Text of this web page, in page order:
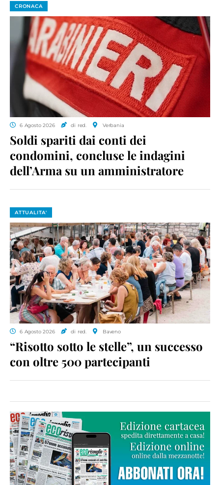
CRONACA
6 Agosto 2026 di red. Verbania
Soldi spariti dai conti dei
condomini, concluse le indagini
dell’Arma su un amministratore
ATTUALITA'
6 Agosto 2026 di red. Baveno
“Risotto sotto le stelle”, un successo
con oltre 500 partecipanti